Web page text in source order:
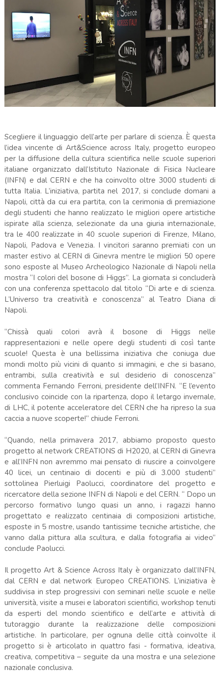
Scegliere il linguaggio dell’arte per parlare di scienza. È questa
l’idea vincente di Art&Science across Italy, progetto europeo
per la diffusione della cultura scientifica nelle scuole superiori
italiane organizzato dall’Istituto Nazionale di Fisica Nucleare
(INFN) e dal CERN e che ha coinvolto oltre 3000 studenti di
tutta Italia. L’iniziativa, partita nel 2017, si conclude domani a
Napoli, città da cui era partita, con la cerimonia di premiazione
degli studenti che hanno realizzato le migliori opere artistiche
ispirate alla scienza, selezionate da una giuria internazionale,
tra le 400 realizzate in 40 scuole superiori di Firenze, Milano,
Napoli, Padova e Venezia. I vincitori saranno premiati con un
master estivo al CERN di Ginevra mentre le migliori 50 opere
sono esposte al Museo Archeologico Nazionale di Napoli nella
mostra “I colori del bosone di Higgs”. La giornata si concluderà
con una conferenza spettacolo dal titolo “Di arte e di scienza.
L’Universo tra creatività e conoscenza” al Teatro Diana di
Napoli.
“Chissà quali colori avrà il bosone di Higgs nelle
rappresentazioni e nelle opere degli studenti di così tante
scuole! Questa è una bellissima iniziativa che coniuga due
mondi molto più vicini di quanto si immagini, e che si basano,
entrambi, sulla creatività e sul desiderio di conoscenza”
commenta Fernando Ferroni, presidente dell’INFN. “E l’evento
conclusivo coincide con la ripartenza, dopo il letargo invernale,
di LHC, il potente acceleratore del CERN che ha ripreso la sua
caccia a nuove scoperte!” chiude Ferroni.
“Quando, nella primavera 2017, abbiamo proposto questo
progetto al network CREATIONS di H2020, al CERN di Ginevra
e all’INFN non avremmo mai pensato di riuscire a coinvolgere
40 licei, un centinaio di docenti e più di 3.000 studenti”
sottolinea Pierluigi Paolucci, coordinatore del progetto e
ricercatore della sezione INFN di Napoli e del CERN. “ Dopo un
percorso formativo lungo quasi un anno, i ragazzi hanno
progettato e realizzato centinaia di composizioni artistiche,
esposte in 5 mostre, usando tantissime tecniche artistiche, che
vanno dalla pittura alla scultura, e dalla fotografia ai video”
conclude Paolucci.
Il progetto Art & Science Across Italy è organizzato dall’INFN,
dal CERN e dal network Europeo CREATIONS. L’iniziativa è
suddivisa in step progressivi con seminari nelle scuole e nelle
università, visite a musei e laboratori scientifici, workshop tenuti
da esperti del mondo scientifico e dell’arte e attività di
tutoraggio durante la realizzazione delle composizioni
artistiche. In particolare, per ognuna delle città coinvolte il
progetto si è articolato in quattro fasi - formativa, ideativa,
creativa, competitiva – seguite da una mostra e una selezione
nazionale conclusiva.